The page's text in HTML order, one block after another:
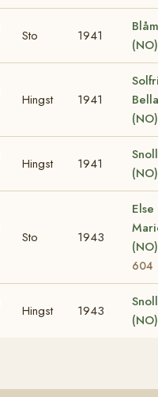
Sto 1941
(NO)
Hingst 1941
Bella
(NO)
Hingst 1941
(NO)
Sto 1943
Else
604
Hingst 1943
(NO)